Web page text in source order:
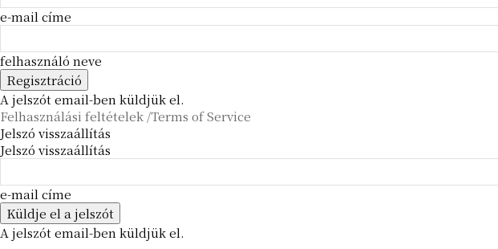
e-mail címe
felhasználó neve
A jelszót email-ben küldjük el.
Felhasználási feltételek /Terms of Service
Jelszó visszaállítás
Jelszó visszaállítás
e-mail címe
A jelszót email-ben küldjük el.